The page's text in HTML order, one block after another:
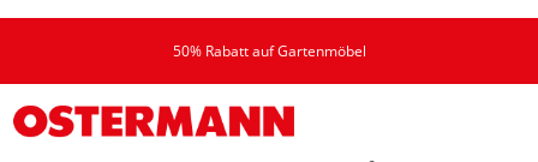
50% Rabatt auf Gartenmöbel